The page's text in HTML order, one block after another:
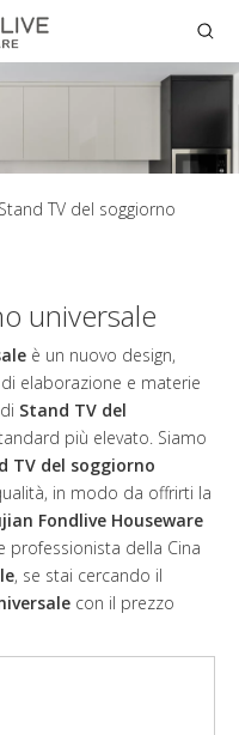
Stand TV del soggiorno
universale
è un nuovo design,
elaborazione e materie
Stand TV del
più elevato. Siamo
TV del soggiorno
in modo da offrirti la
Fondlive Houseware
della Cina
, se stai cercando il
con il prezzo